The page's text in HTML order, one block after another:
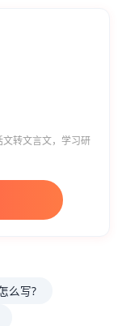
转文言文，学习研
么写?